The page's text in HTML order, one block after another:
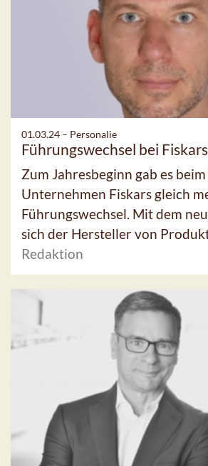
01.03.24 – Personalie
Führungswechsel bei Fiskars
Zum Jahresbeginn gab es
Unternehmen Fiskars gleich
Führungswechsel. Mit dem
sich der Hersteller von
Redaktion